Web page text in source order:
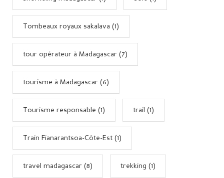
Tombeaux royaux sakalava (1)
tour opérateur à Madagascar (7)
tourisme à Madagascar (6)
Tourisme responsable (1) trail (1)
Train Fianarantsoa-Côte-Est (1)
travel madagascar (8) trekking (1)